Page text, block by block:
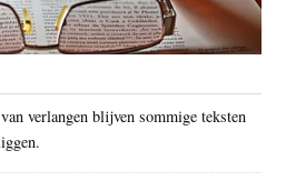
verlangen blijven sommige teksten